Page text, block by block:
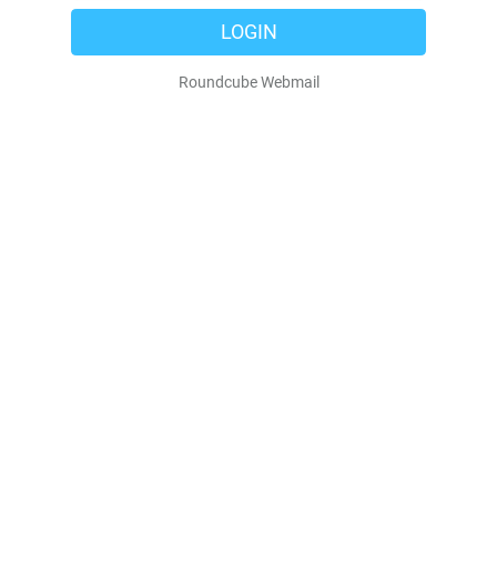
LOGIN
Roundcube Webmail